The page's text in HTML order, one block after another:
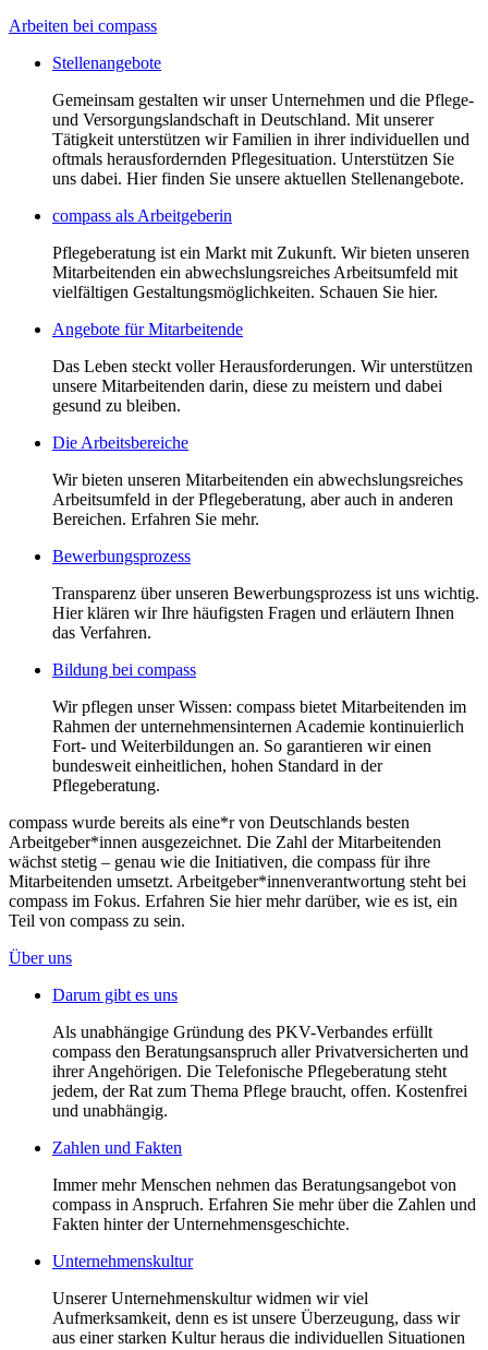
Arbeiten bei compass
Stellenangebote
Gemeinsam gestalten wir unser Unternehmen und die Pflege-
und Versorgungslandschaft in Deutschland. Mit unserer
Tätigkeit unterstützen wir Familien in ihrer individuellen und
oftmals herausfordernden Pflegesituation. Unterstützen Sie
uns dabei. Hier finden Sie unsere aktuellen Stellenangebote.
compass als Arbeitgeberin
Pflegeberatung ist ein Markt mit Zukunft. Wir bieten unseren
Mitarbeitenden ein abwechslungsreiches Arbeitsumfeld mit
vielfältigen Gestaltungsmöglichkeiten. Schauen Sie hier.
Angebote für Mitarbeitende
Das Leben steckt voller Herausforderungen. Wir unterstützen
unsere Mitarbeitenden darin, diese zu meistern und dabei
gesund zu bleiben.
Die Arbeitsbereiche
Wir bieten unseren Mitarbeitenden ein abwechslungsreiches
Arbeitsumfeld in der Pflegeberatung, aber auch in anderen
Bereichen. Erfahren Sie mehr.
Bewerbungsprozess
Transparenz über unseren Bewerbungsprozess ist uns wichtig.
Hier klären wir Ihre häufigsten Fragen und erläutern Ihnen
das Verfahren.
Bildung bei compass
Wir pflegen unser Wissen: compass bietet Mitarbeitenden im
Rahmen der unternehmensinternen Academie kontinuierlich
Fort- und Weiterbildungen an. So garantieren wir einen
bundesweit einheitlichen, hohen Standard in der
Pflegeberatung.
compass wurde bereits als eine*r von Deutschlands besten
Arbeitgeber*innen ausgezeichnet. Die Zahl der Mitarbeitenden
wächst stetig – genau wie die Initiativen, die compass für ihre
Mitarbeitenden umsetzt. Arbeitgeber*innenverantwortung steht bei
compass im Fokus. Erfahren Sie hier mehr darüber, wie es ist, ein
Teil von compass zu sein.
Über uns
Darum gibt es uns
Als unabhängige Gründung des PKV-Verbandes erfüllt
compass den Beratungsanspruch aller Privatversicherten und
ihrer Angehörigen. Die Telefonische Pflegeberatung steht
jedem, der Rat zum Thema Pflege braucht, offen. Kostenfrei
und unabhängig.
Zahlen und Fakten
Immer mehr Menschen nehmen das Beratungsangebot von
compass in Anspruch. Erfahren Sie mehr über die Zahlen und
Fakten hinter der Unternehmensgeschichte.
Unternehmenskultur
Unserer Unternehmenskultur widmen wir viel
Aufmerksamkeit, denn es ist unsere Überzeugung, dass wir
aus einer starken Kultur heraus die individuellen Situationen